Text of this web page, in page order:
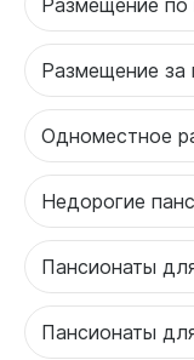
Размещение за
Одноместное
Недорогие
Пансионаты
Пансионаты